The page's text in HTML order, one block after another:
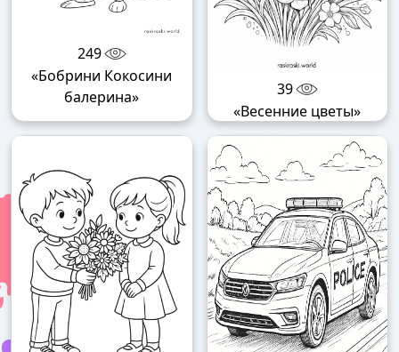
249
«Бобрини Кокосини
балерина»
39
«Весенние цветы»